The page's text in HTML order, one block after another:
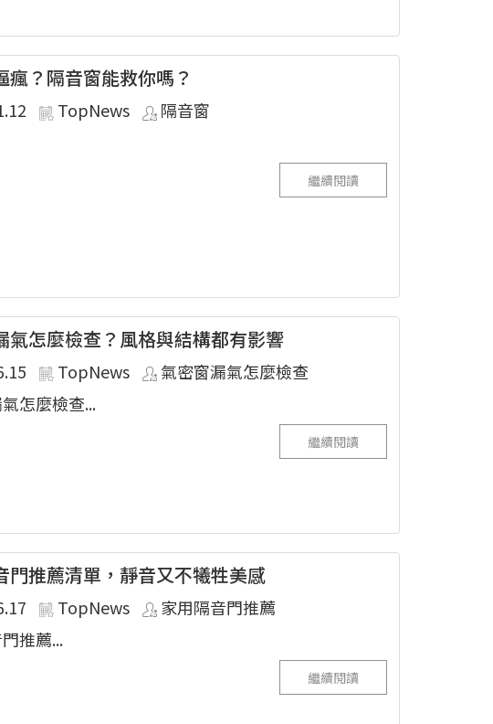
瘋？隔音窗能救你嗎？
TopNews
隔音窗
繼續閱讀
氣怎麼檢查？風格與結構都有影響
TopNews
氣密窗漏氣怎麼檢查
怎麼檢查...
繼續閱讀
門推薦清單，靜音又不犧牲美感
TopNews
家用隔音門推薦
推薦...
繼續閱讀